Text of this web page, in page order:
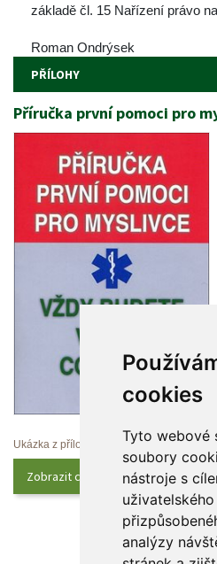
cookie
Tyto webové
oubory
nástroje s
analýzy
základě čl. 15 Nařízení právo
Roman Ondrýsek
PŘÍLOHY
Příručka první pomoci pro
Ukázka z přílohy
Zobrazit celý obsah